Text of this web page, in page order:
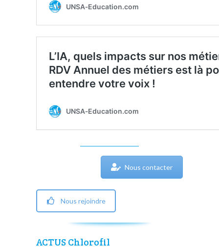
Nous contacter
Nous rejoindre
ACTUS Chlorofil